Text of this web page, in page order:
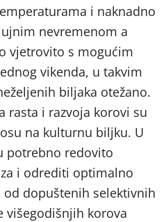
i naknadno
nevremenom a
vjetrovito s mogućim
vikenda, u takvim
biljaka otežano.
rasta i razvoja korovi su
na kulturnu biljku. U
potrebno redovito
i odrediti optimalno
dopuštenih selektivnih
višegodišnjih korova